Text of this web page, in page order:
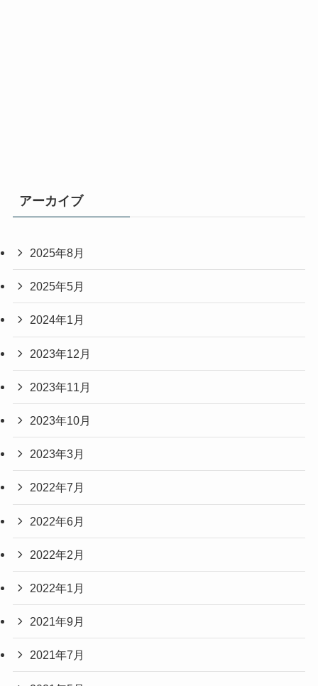
アーカイブ
2025年8月
2025年5月
2024年1月
2023年12月
2023年11月
2023年10月
2023年3月
2022年7月
2022年6月
2022年2月
2022年1月
2021年9月
2021年7月